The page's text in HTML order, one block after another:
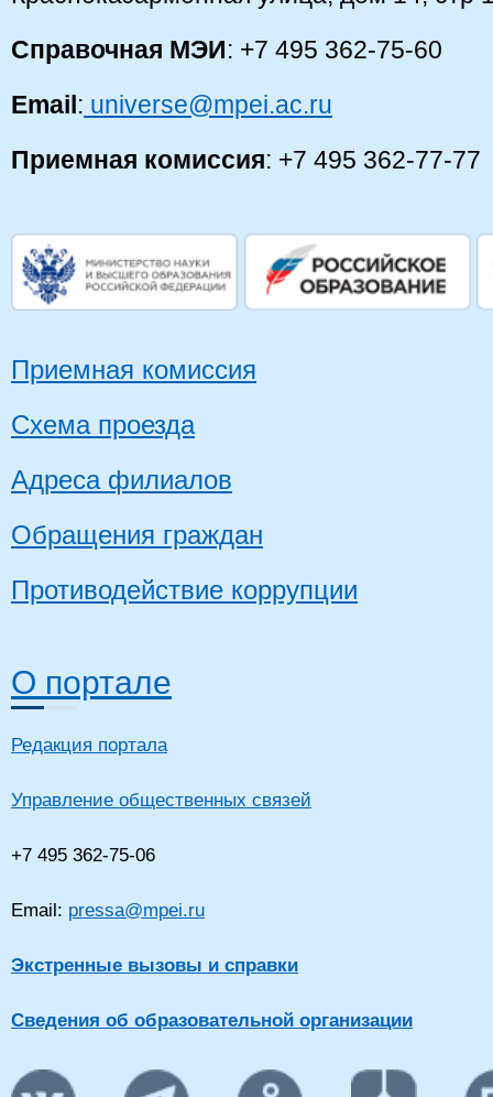
Справочная МЭИ: +7 495 362-75-60
Email: universe@mpei.ac.ru
Приемная комиссия: +7 495 362-77-77
Приемная комиссия
Схема проезда
Адреса филиалов
Обращения граждан
Противодействие коррупции
О портале
Редакция портала
Управление общественных связей
+7 495 362-75-06
Email: pressa@mpei.ru
Экстренные вызовы и справки
Сведения об образовательной организации